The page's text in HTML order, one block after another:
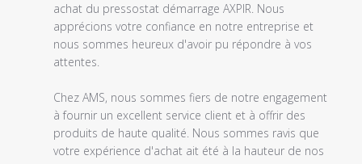
l'examen
commentaire
personnalisé
Mon
achat du pressostat démarrage AXPIR. Nous
apprécions votre confiance en notre entreprise et
nous sommes heureux d'avoir pu répondre à vos
attentes.
Chez AMS, nous sommes fiers de notre engagement
à fournir un excellent service client et à offrir des
produits de haute qualité. Nous sommes ravis que
votre expérience d'achat ait été à la hauteur de nos